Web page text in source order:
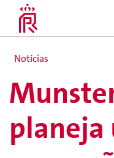
Notícias
planeja